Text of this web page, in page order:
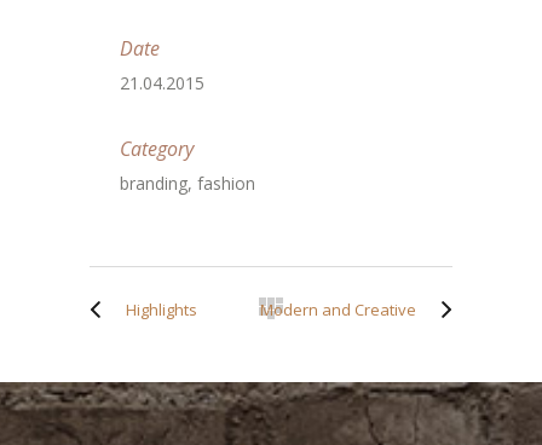
Date
21.04.2015
Category
branding, fashion
Highlights Modern and Creative